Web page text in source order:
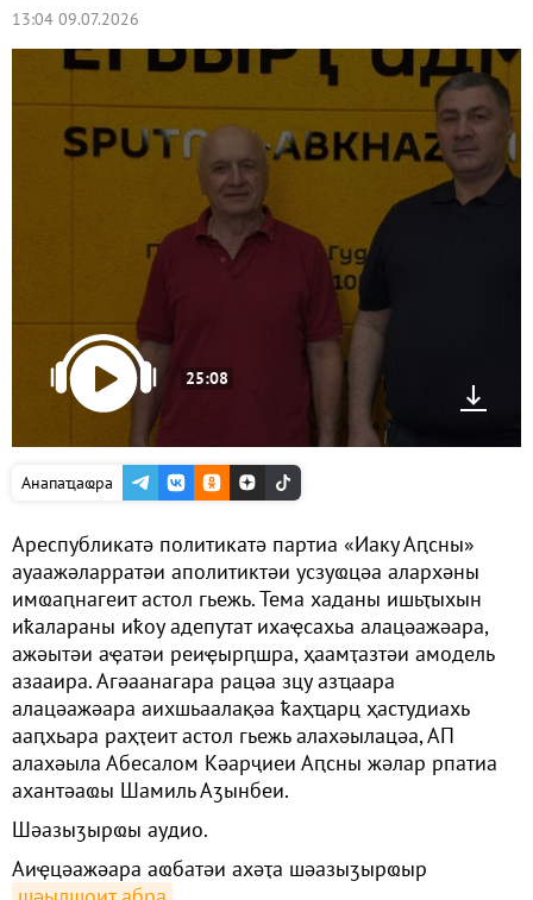
13:04 09.07.2026
25:08
Анапаҵаҩра
Ареспубликатә политикатә партиа «Иаку Аԥсны»
ауаажәларратәи аполитиктәи усзуҩцәа алархәны
имҩаԥнагеит астол гьежь. Тема хаданы ишьҭыхын
иҟалараны иҟоу адепутат ихаҿсахьа алацәажәара,
ажәытәи аҿатәи реиҿырԥшра, ҳаамҭазтәи амодель
азааира. Агәаанагара рацәа зцу азҵаара
алацәажәара аихшьаалақәа ҟаҳҵарц ҳастудиахь
ааԥхьара раҳҭеит астол гьежь алахәылацәа, АП
алахәыла Абесалом Кәарҷиеи Аԥсны жәлар рпатиа
ахантәаҩы Шамиль Аӡынбеи.
Шәазыӡырҩы аудио.
Аиҿцәажәара аҩбатәи ахәҭа шәазыӡырҩыр